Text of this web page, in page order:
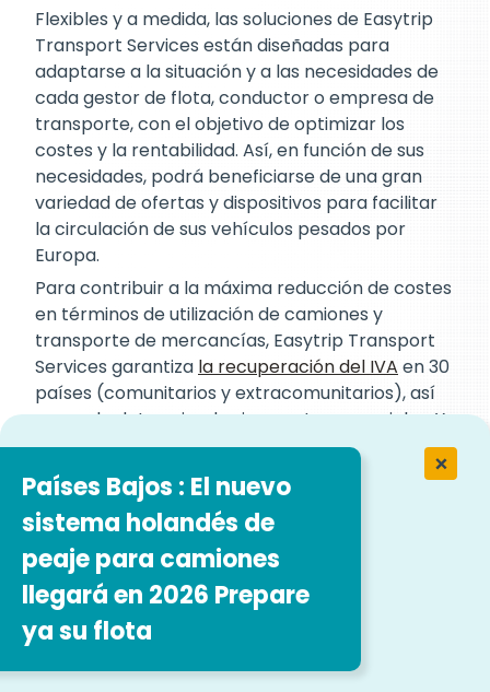
Países Bajos : El nuevo
sistema holandés de
peaje para camiones
llegará en 2026 Prepare
ya su flota
Flexibles y a medida, las soluciones de Easytrip
Transport Services están diseñadas para
adaptarse a la situación y a las necesidades de
cada gestor de flota, conductor o empresa de
transporte, con el objetivo de optimizar los
costes y la rentabilidad. Así, en función de sus
necesidades, podrá beneficiarse de una gran
variedad de ofertas y dispositivos para facilitar
la circulación de sus vehículos pesados por
Europa.
Para contribuir a la máxima reducción de costes
en términos de utilización de camiones y
transporte de mercancías, Easytrip Transport
Services garantiza la recuperación del IVAen 30
países (comunitarios y extracomunitarios), así
como de determinados impuestos especiales. Y
también puede beneficiarse de varios
serviciosCarburante
(transbordadores, trenes, túneles).
Easytrip Transport Services también le
permiten ahorrar dinero en logística, al
garantizarle un mejor control de sus gastos,
gracias a un conjunto único de facturas y a un
espacio cliente en línea. Al optimizar la gestión
de sus vehículos, ahorrará tiempo y reducirá los